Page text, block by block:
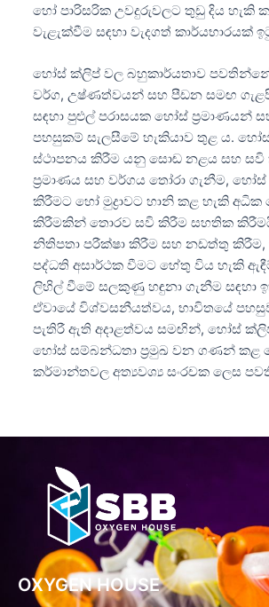
හෝ පාරිසරික උවදුරුවලට තුඩු දිය හැකි
වැළැක්වීම සඳහා වැදගත් කාර්යභාරයක්
හෝස් ක්ලිප් වල බහුකාර්යතාව
වර්ග, උෂ්ණත්වයන් සහ පීඩන සමඟ
සඳහා පුළුල් පරාසයක හෝස් ප්‍රමාණයන් සහ
පහසුකම් සැලසීමේ හැකියාව තුළ ය.
ස්ථාපනය කිරීම යනු සොඬ නළය සහ සවි
ප්‍රමාණය සහ වර්ගය තෝරා ගැනීම,
කිරීමට හෝ මුද්‍රාවට හානි කළ හැකි අධික
කිරීමකින් තොරව සවි කිරීම සහතික
නිතිපතා පරීක්ෂා කිරීම සහ නඩත්තු කිරීම,
පද්ධති අසාර්ථක වීමට හේතු විය හැකි
ලිහිල් වීමේ සලකුණු හඳුනා ගැනීම සඳහා
ඒවායේ විශ්වසනීයත්වය, භාවිතයේ
පැතිරී ඇති අදාළත්වය සමඟින්, හෝස්
හෝස් සම්බන්ධතා ප්‍රමුඛ වන ගණන් කළ
කර්මාන්තවල අත්‍යවශ්‍ය සංරචක ලෙස
OXYGEN HOUSE